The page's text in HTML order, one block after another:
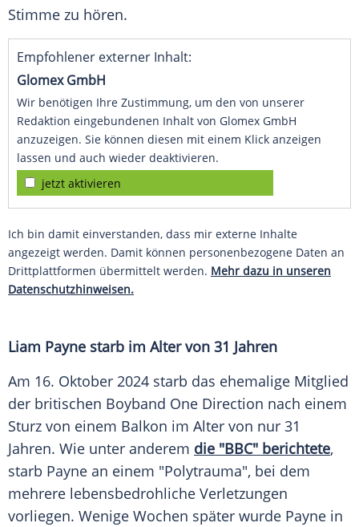
Stimme zu hören.
Empfohlener externer Inhalt:
Glomex GmbH
Wir benötigen Ihre Zustimmung, um den von unserer
Redaktion eingebundenen Inhalt von Glomex GmbH
anzuzeigen. Sie können diesen mit einem Klick anzeigen
lassen und auch wieder deaktivieren.
jetzt aktivieren
Ich bin damit einverstanden, dass mir externe Inhalte
angezeigt werden. Damit können personenbezogene Daten an
Drittplattformen übermittelt werden. Mehr dazu in unseren
Datenschutzhinweisen.
Liam Payne starb im Alter von 31 Jahren
Am 16. Oktober 2024 starb das ehemalige Mitglied
der britischen Boyband One Direction nach einem
Sturz von einem Balkon im Alter von nur 31
Jahren. Wie unter anderem die "BBC" berichtete,
starb Payne an einem "Polytrauma", bei dem
mehrere lebensbedrohliche Verletzungen
vorliegen. Wenige Wochen später wurde Payne in